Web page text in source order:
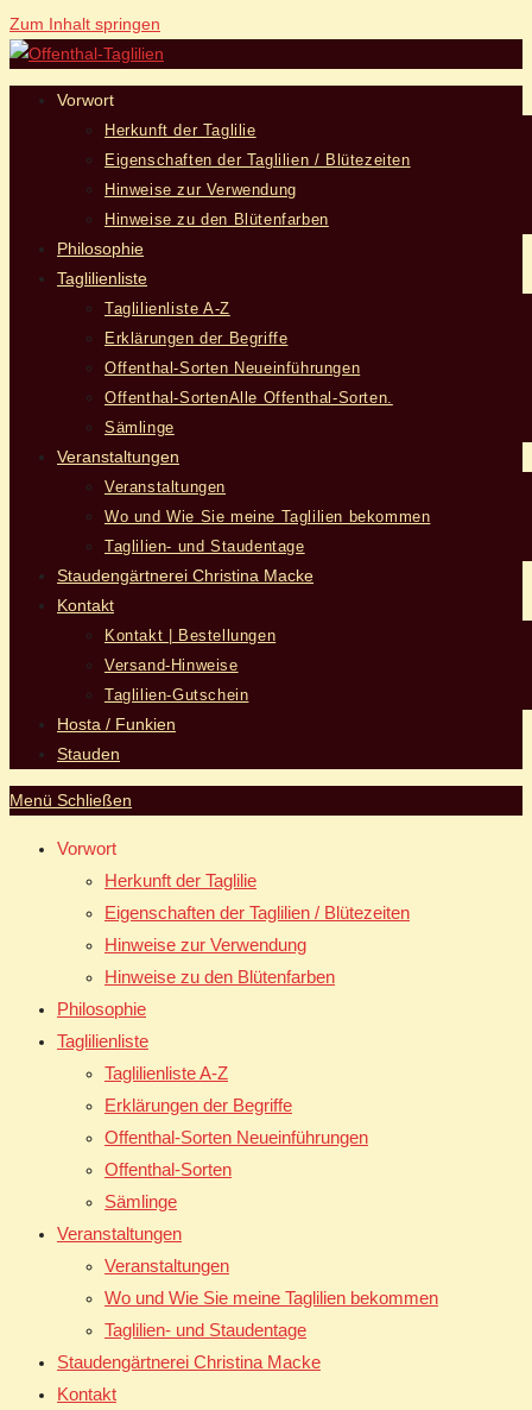
Zum Inhalt springen
Vorwort
Herkunft der Taglilie
Eigenschaften der Taglilien / Blütezeiten
Hinweise zur Verwendung
Hinweise zu den Blütenfarben
Philosophie
Taglilienliste
Taglilienliste A-Z
Erklärungen der Begriffe
Offenthal-Sorten Neueinführungen
Offenthal-SortenAlle Offenthal-Sorten.
Sämlinge
Veranstaltungen
Veranstaltungen
Wo und Wie Sie meine Taglilien bekommen
Taglilien- und Staudentage
Staudengärtnerei Christina Macke
Kontakt
Kontakt | Bestellungen
Versand-Hinweise
Taglilien-Gutschein
Hosta / Funkien
Stauden
Menü Schließen
Vorwort
Herkunft der Taglilie
Eigenschaften der Taglilien / Blütezeiten
Hinweise zur Verwendung
Hinweise zu den Blütenfarben
Philosophie
Taglilienliste
Taglilienliste A-Z
Erklärungen der Begriffe
Offenthal-Sorten Neueinführungen
Offenthal-Sorten
Sämlinge
Veranstaltungen
Veranstaltungen
Wo und Wie Sie meine Taglilien bekommen
Taglilien- und Staudentage
Staudengärtnerei Christina Macke
Kontakt